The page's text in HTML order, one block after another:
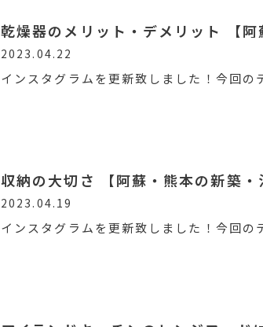
乾燥器のメリット・デメリット 【
2023.04.22
インスタグラムを更新致しました！今回
収納の大切さ 【阿蘇・熊本の新築
2023.04.19
インスタグラムを更新致しました！今回